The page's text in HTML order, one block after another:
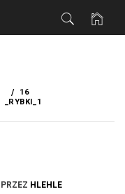
16
_RYBKI_1
PRZEZ HLEHLE